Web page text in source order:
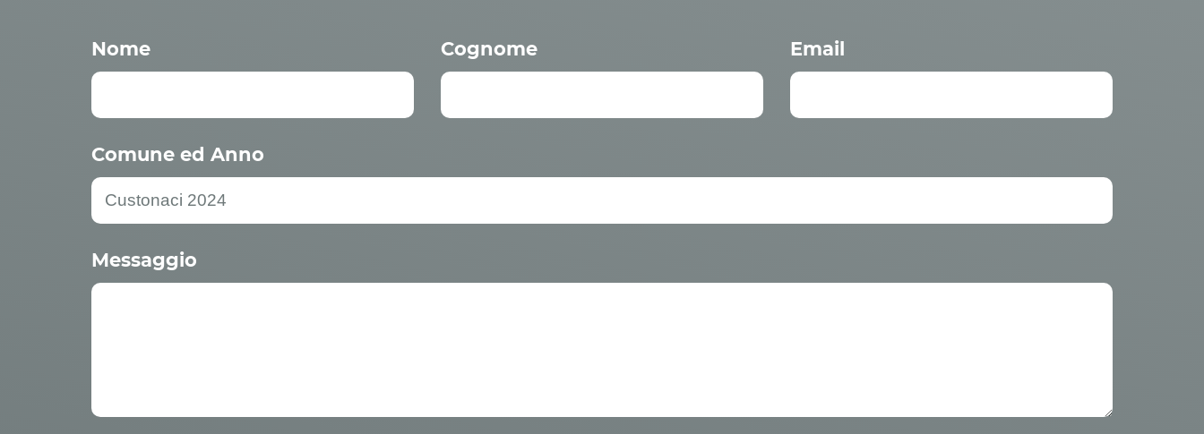
Nome Cognome Email
Comune ed Anno
Messaggio